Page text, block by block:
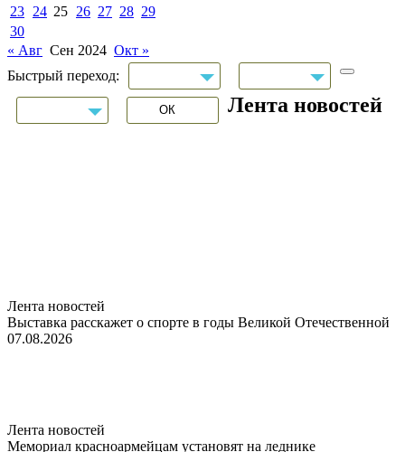
23 24 25 26 27 28 29
30
« Авг Сен 2024 Окт »
Быстрый переход:
Лента новостей
Лента новостей
Выставка расскажет о спорте в годы Великой Отечественной
07.08.2026
Лента новостей
Мемориал красноармейцам установят на леднике